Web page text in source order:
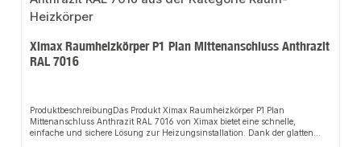
Ximax Raumheizkörper P1 Plan Mittenanschluss Anthrazit
RAL 7016
ProduktbeschreibungDas Produkt Ximax Raumheizkörper P1 Plan
Mittenanschluss Anthrazit RAL 7016 von Ximax bietet eine schnelle,
einfache und sichere Lösung zur Heizungsinstallation. Dank der glatten